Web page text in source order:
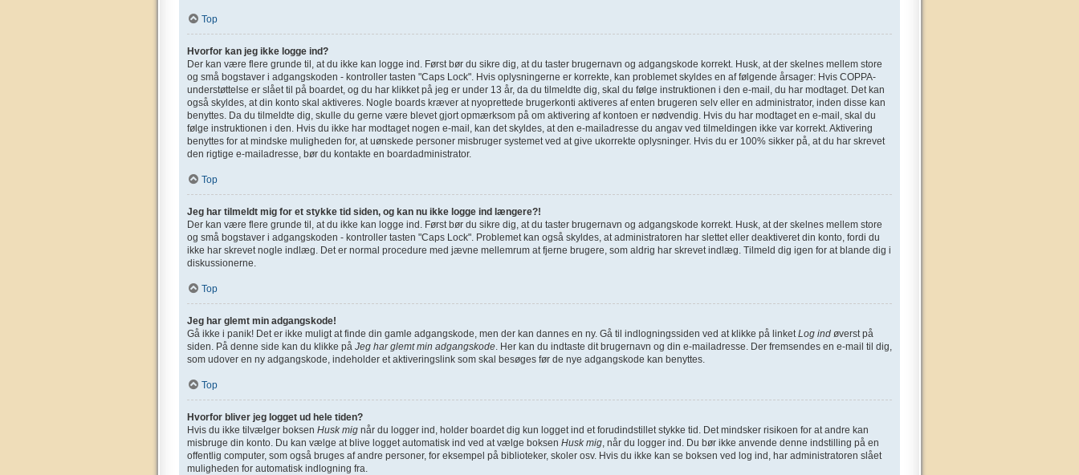
Top
Hvorfor kan jeg ikke logge ind?
Der kan være flere grunde til, at du ikke kan logge ind. Først bør du sikre dig, at du taster brugernavn og adgangskode korrekt. Husk, at der skelnes mellem store
og små bogstaver i adgangskoden - kontroller tasten "Caps Lock". Hvis oplysningerne er korrekte, kan problemet skyldes en af følgende årsager: Hvis COPPA-
understøttelse er slået til på boardet, og du har klikket på jeg er under 13 år, da du tilmeldte dig, skal du følge instruktionen i den e-mail, du har modtaget. Det kan
også skyldes, at din konto skal aktiveres. Nogle boards kræver at nyoprettede brugerkonti aktiveres af enten brugeren selv eller en administrator, inden disse kan
benyttes. Da du tilmeldte dig, skulle du gerne være blevet gjort opmærksom på om aktivering af kontoen er nødvendig. Hvis du har modtaget en e-mail, skal du
følge instruktionen i den. Hvis du ikke har modtaget nogen e-mail, kan det skyldes, at den e-mailadresse du angav ved tilmeldingen ikke var korrekt. Aktivering
benyttes for at mindske muligheden for, at uønskede personer misbruger systemet ved at give ukorrekte oplysninger. Hvis du er 100% sikker på, at du har skrevet
den rigtige e-mailadresse, bør du kontakte en boardadministrator.
Top
Jeg har tilmeldt mig for et stykke tid siden, og kan nu ikke logge ind længere?!
Der kan være flere grunde til, at du ikke kan logge ind. Først bør du sikre dig, at du taster brugernavn og adgangskode korrekt. Husk, at der skelnes mellem store
og små bogstaver i adgangskoden - kontroller tasten "Caps Lock". Problemet kan også skyldes, at administratoren har slettet eller deaktiveret din konto, fordi du
ikke har skrevet nogle indlæg. Det er normal procedure med jævne mellemrum at fjerne brugere, som aldrig har skrevet indlæg. Tilmeld dig igen for at blande dig i
diskussionerne.
Top
Jeg har glemt min adgangskode!
Gå ikke i panik! Det er ikke muligt at finde din gamle adgangskode, men der kan dannes en ny. Gå til indlogningssiden ved at klikke på linket Log ind øverst på
siden. På denne side kan du klikke på Jeg har glemt min adgangskode . Her kan du indtaste dit brugernavn og din e-mailadresse. Der fremsendes en e-mail til dig,
som udover en ny adgangskode, indeholder et aktiveringslink som skal besøges før de nye adgangskode kan benyttes.
Top
Hvorfor bliver jeg logget ud hele tiden?
Hvis du ikke tilvælger boksen Husk mig når du logger ind, holder boardet dig kun logget ind et forudindstillet stykke tid. Det mindsker risikoen for at andre kan
misbruge din konto. Du kan vælge at blive logget automatisk ind ved at vælge boksen Husk mig , når du logger ind. Du bør ikke anvende denne indstilling på en
offentlig computer, som også bruges af andre personer, for eksempel på biblioteker, skoler osv. Hvis du ikke kan se boksen ved log ind, har administratoren slået
muligheden for automatisk indlogning fra.